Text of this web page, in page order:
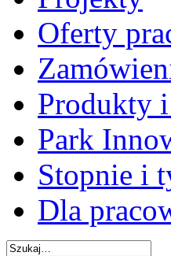
Oferty
Produkty i
Park
Stopnie i
Dla